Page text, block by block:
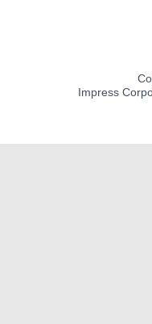
Impress